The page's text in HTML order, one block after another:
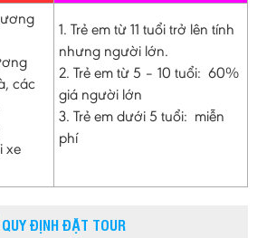
các
xe
1. Trẻ em từ 11 tuổi trở lên tính
nhưng người lớn.
2. Trẻ em từ 5 – 10 tuổi: 60%
giá người lớn
3. Trẻ em dưới 5 tuổi: miễn
phí
ĐỊNH ĐẶT TOUR